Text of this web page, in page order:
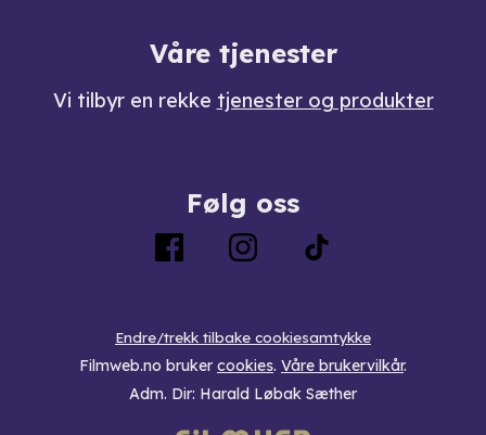
Våre tjenester
Vi tilbyr en rekke tjenester og produkter
Følg oss
Endre/trekk tilbake cookiesamtykke
Filmweb.no bruker cookies. Våre brukervilkår.
Adm. Dir: Harald Løbak Sæther